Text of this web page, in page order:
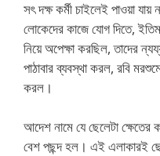
সৎ দক্ষ কর্মী চাইলেই পাওয়া
লোকেদের কাজে যোগ দিতে,
নিয়ে অপেক্ষা করছিল, তাদের
পাঠাবার ব্যবস্থা করল, রবি
করল।
আদেশ নামে যে ছেলেটা ক্ষেতের
বেশ পছন্দ হল। এই এলাকারই